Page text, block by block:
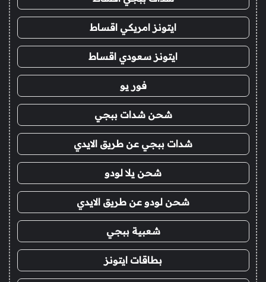
ايتونز امريكي اقساط
ايتونز سعودي اقساط
فور يو
شحن شدات ببجي
شدات ببجي عن طريق الايدي
شحن يلا لودو
شحن لودو عن طريق الايدي
شعبية ببجي
بطاقات ايتونز